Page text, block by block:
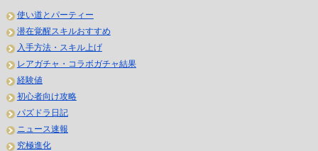
使い道とパーティー
潜在覚醒スキルおすすめ
入手方法・スキル上げ
レアガチャ・コラボガチャ結果
経験値
初心者向け攻略
パズドラ日記
ニュース速報
究極進化